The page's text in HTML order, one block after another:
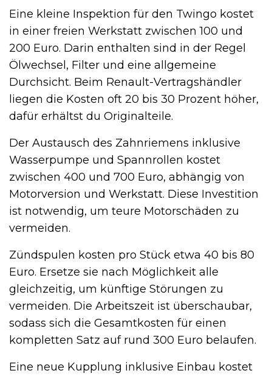
Eine kleine Inspektion für den Twingo kostet
in einer freien Werkstatt zwischen 100 und
200 Euro. Darin enthalten sind in der Regel
Ölwechsel, Filter und eine allgemeine
Durchsicht. Beim Renault-Vertragshändler
liegen die Kosten oft 20 bis 30 Prozent höher,
dafür erhältst du Originalteile.
Der Austausch des Zahnriemens inklusive
Wasserpumpe und Spannrollen kostet
zwischen 400 und 700 Euro, abhängig von
Motorversion und Werkstatt. Diese Investition
ist notwendig, um teure Motorschäden zu
vermeiden.
Zündspulen kosten pro Stück etwa 40 bis 80
Euro. Ersetze sie nach Möglichkeit alle
gleichzeitig, um künftige Störungen zu
vermeiden. Die Arbeitszeit ist überschaubar,
sodass sich die Gesamtkosten für einen
kompletten Satz auf rund 300 Euro belaufen.
Eine neue Kupplung inklusive Einbau kostet